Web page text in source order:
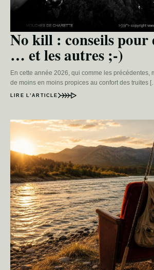
No kill : conseils pour
… et les autres ;-)
En cette année 2026, qui comme les précédentes,
de moins en moins propices au confort des truites
LIRE L’ARTICLE